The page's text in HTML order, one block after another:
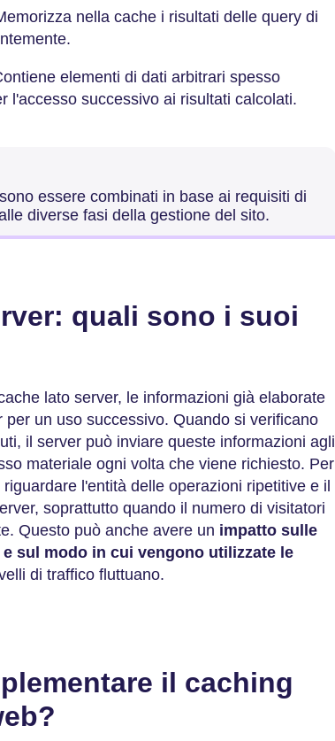
nella cache i risultati delle query di
elementi di dati arbitrari spesso
l'accesso successivo ai risultati calcolati.
essere combinati in base ai requisiti di
diverse fasi della gestione del sito.
quali sono i suoi
lato server, le informazioni già elaborate
un uso successivo. Quando si verificano
il server può inviare queste informazioni agli
materiale ogni volta che viene richiesto. Per
l'entità delle operazioni ripetitive e il
soprattutto quando il numero di visitatori
Questo può anche avere un impatto sulle
sul modo in cui vengono utilizzate le
di traffico fluttuano.
il caching